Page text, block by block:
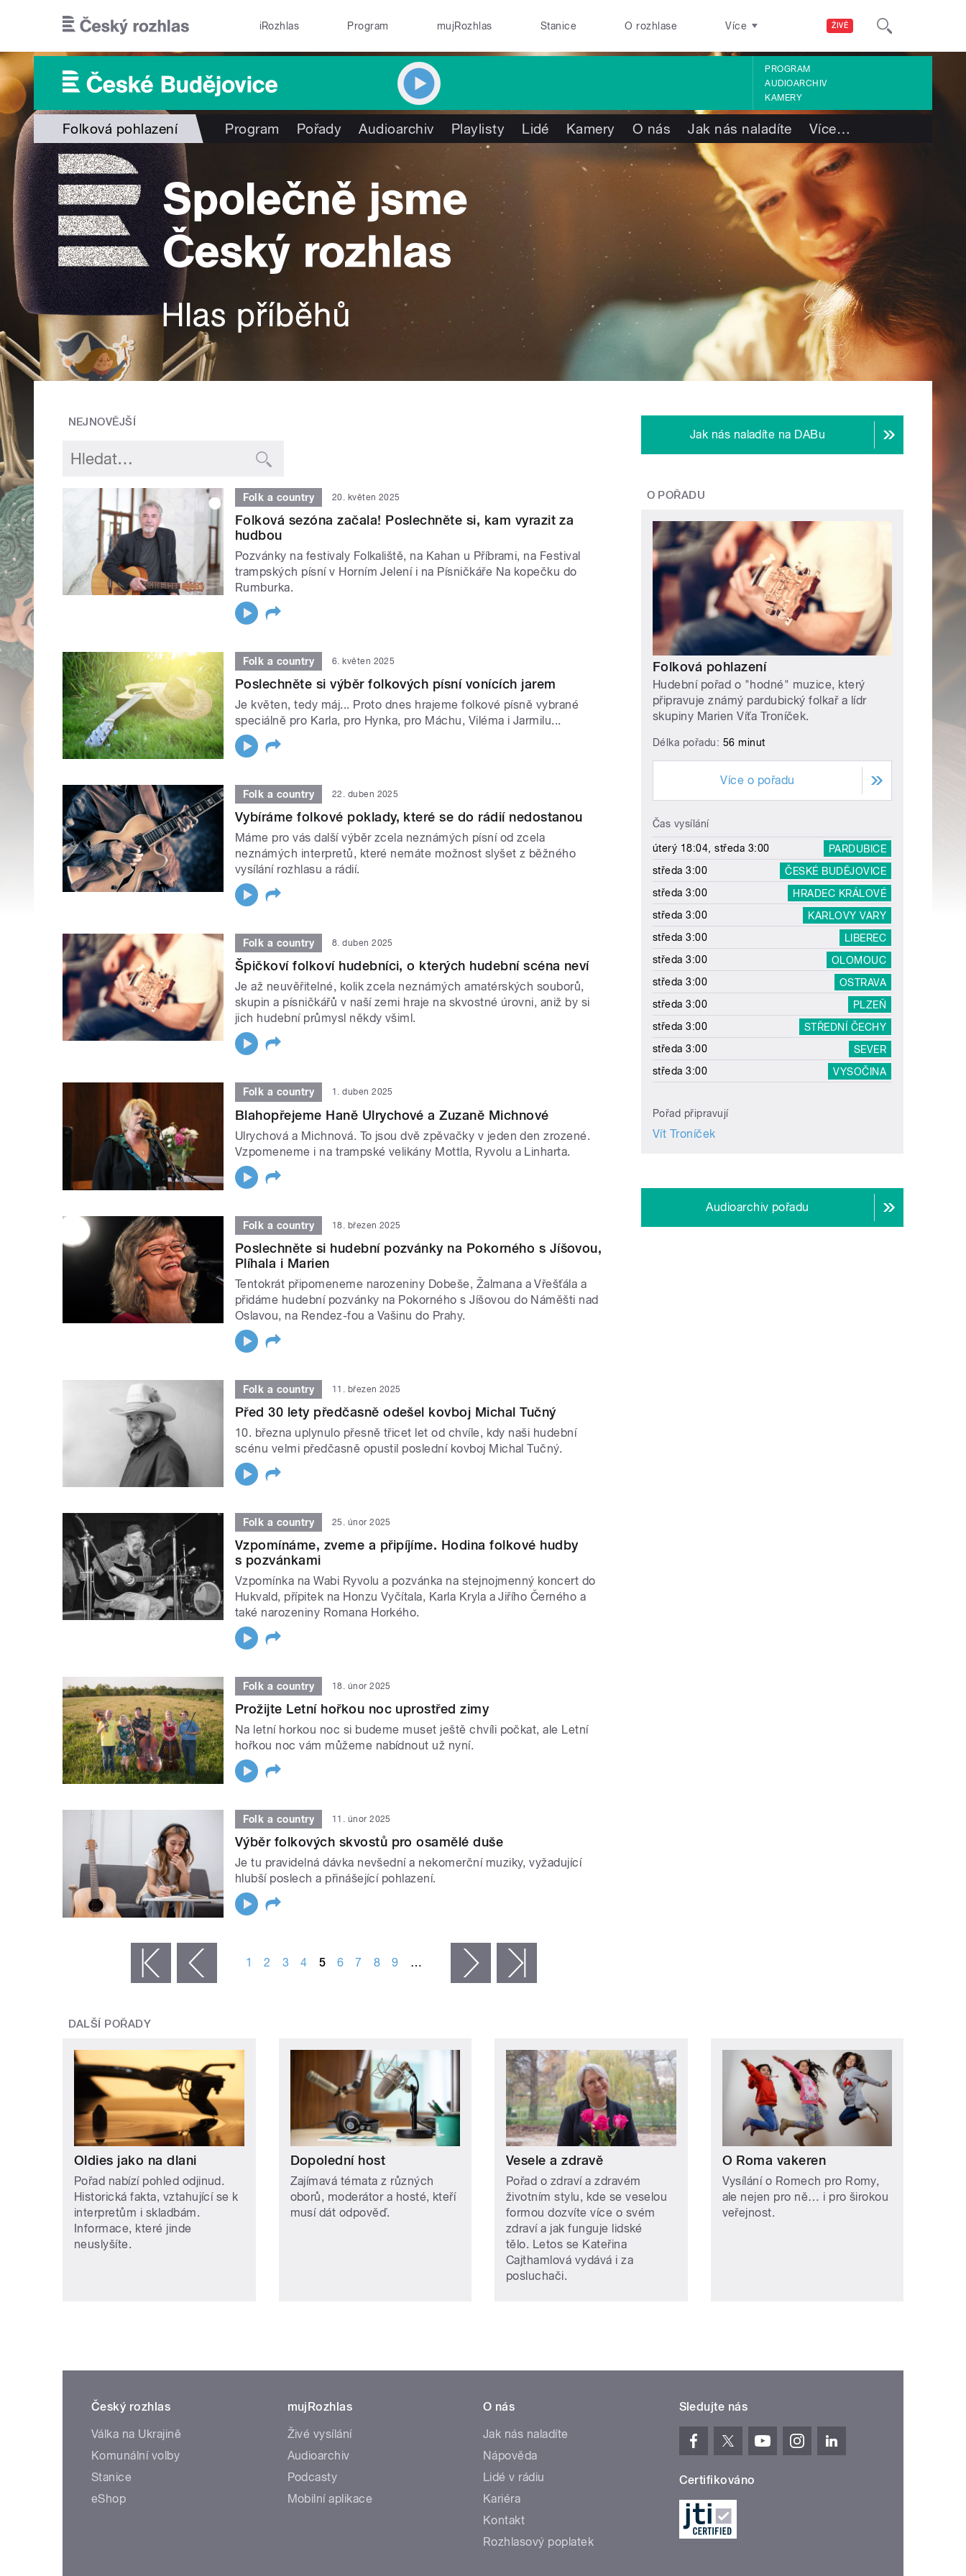
ŽIVĚ
iRozhlas Program mujRozhlas Stanice O rozhlase Více
PROGRAM
AUDIOARCHIV
KAMERY
Folková pohlazení Program Pořady Audioarchiv Playlisty Lidé Kamery O nás Jak nás naladíte Více…
NEJNOVĚJŠÍ
Folk a country 20. květen 2025
Folková sezóna začala! Poslechněte si, kam vyrazit za
hudbou
Pozvánky na festivaly Folkaliště, na Kahan u Příbrami, na Festival
trampských písní v Horním Jelení i na Písničkáře Na kopečku do
Rumburka.
Folk a country 6. květen 2025
Poslechněte si výběr folkových písní vonících jarem
Je květen, tedy máj... Proto dnes hrajeme folkové písně vybrané
speciálně pro Karla, pro Hynka, pro Máchu, Viléma i Jarmilu...
Folk a country 22. duben 2025
Vybíráme folkové poklady, které se do rádií nedostanou
Máme pro vás další výběr zcela neznámých písní od zcela
neznámých interpretů, které nemáte možnost slyšet z běžného
vysílání rozhlasu a rádií.
Folk a country 8. duben 2025
Špičkoví folkoví hudebníci, o kterých hudební scéna neví
Je až neuvěřitelné, kolik zcela neznámých amatérských souborů,
skupin a písničkářů v naší zemi hraje na skvostné úrovni, aniž by si
jich hudební průmysl někdy všiml.
Folk a country 1. duben 2025
Blahopřejeme Haně Ulrychové a Zuzaně Michnové
Ulrychová a Michnová. To jsou dvě zpěvačky v jeden den zrozené.
Vzpomeneme i na trampské velikány Mottla, Ryvolu a Linharta.
Folk a country 18. březen 2025
Poslechněte si hudební pozvánky na Pokorného s Jíšovou,
Plíhala i Marien
Tentokrát připomeneme narozeniny Dobeše, Žalmana a Vřešťála a
přidáme hudební pozvánky na Pokorného s Jíšovou do Náměšti nad
Oslavou, na Rendez-fou a Vašinu do Prahy.
Folk a country 11. březen 2025
Před 30 lety předčasně odešel kovboj Michal Tučný
10. března uplynulo přesně třicet let od chvíle, kdy naši hudební
scénu velmi předčasně opustil poslední kovboj Michal Tučný.
Folk a country 25. únor 2025
Vzpomínáme, zveme a připíjíme. Hodina folkové hudby
s pozvánkami
Vzpomínka na Wabi Ryvolu a pozvánka na stejnojmenný koncert do
Hukvald, přípitek na Honzu Vyčítala, Karla Kryla a Jiřího Černého a
také narozeniny Romana Horkého.
Folk a country 18. únor 2025
Prožijte Letní hořkou noc uprostřed zimy
Na letní horkou noc si budeme muset ještě chvíli počkat, ale Letní
hořkou noc vám můžeme nabídnout už nyní.
Folk a country 11. únor 2025
Výběr folkových skvostů pro osamělé duše
Je tu pravidelná dávka nevšední a nekomerční muziky, vyžadující
hlubší poslech a přinášející pohlazení.
‹ předchozí 1 2 3 4 5 6 7 8 9 … následující ›
Jak nás naladíte na DABu
O POŘADU
Folková pohlazení
Hudební pořad o "hodné" muzice, který
připravuje známý pardubický folkař a lídr
skupiny Marien Víťa Troníček.
Délka pořadu: 56 minut
Více o pořadu
Čas vysílání
úterý 18:04, středa 3:00
PARDUBICE
středa 3:00
ČESKÉ BUDĚJOVICE
středa 3:00
HRADEC KRÁLOVÉ
středa 3:00
KARLOVY VARY
středa 3:00
LIBEREC
středa 3:00
OLOMOUC
středa 3:00
OSTRAVA
středa 3:00
PLZEŇ
středa 3:00
STŘEDNÍ ČECHY
středa 3:00
SEVER
středa 3:00
VYSOČINA
Pořad připravují
Vít Troníček
Audioarchiv pořadu
DALŠÍ POŘADY
Oldies jako na dlani
Pořad nabízí pohled odjinud.
Historická fakta, vztahující se k
interpretům i skladbám.
Informace, které jinde
neuslyšíte.
Dopolední host
Zajímavá témata z různých
oborů, moderátor a hosté, kteří
musí dát odpověď.
Vesele a zdravě
Pořad o zdraví a zdravém
životním stylu, kde se veselou
formou dozvíte více o svém
zdraví a jak funguje lidské
tělo. Letos se Kateřina
Cajthamlová vydává i za
posluchači.
O Roma vakeren
Vysílání o Romech pro Romy,
ale nejen pro ně… i pro širokou
veřejnost.
Český rozhlas
Válka na Ukrajině
Komunální volby
Stanice
eShop
mujRozhlas
Živé vysílání
Audioarchiv
Podcasty
Mobilní aplikace
O nás
Jak nás naladíte
Nápověda
Lidé v rádiu
Kariéra
Kontakt
Rozhlasový poplatek
Sledujte nás
Certifikováno